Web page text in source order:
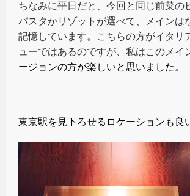
ちなみに平日だと、今回と同じ前菜の
パスタかリゾットが選べて、メインは
記憶しています。こちらの方がイタリ
ューではあるのですが、私はこのメイ
ージョンの方が楽しいと思いました。
東京駅を見下ろせるロケーションも良